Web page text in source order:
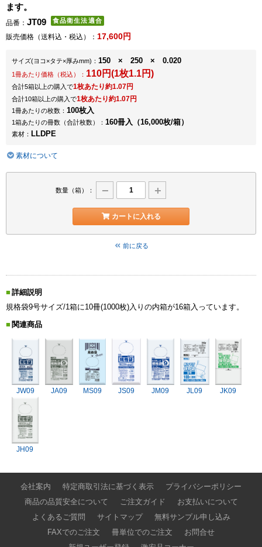
ます。
品番： JT09
販売価格（送料込・税込）： 17,600円
サイズ(ヨコ×タテ×厚みmm) ： 150 × 250 × 0.020
1冊あたり価格（税込）： 110円(1枚1.1円)
合計5箱以上の購入で1枚あたり約1.07円
合計10箱以上の購入で1枚あたり約1.07円
1冊あたりの枚数： 100枚入
1箱あたりの冊数（合計枚数）： 160冊入（16,000枚/箱）
素材： LLDPE
素材について
数量（箱）：
カートに入れる
前に戻る
詳細説明
規格袋9号サイズ/1箱に10冊(1000枚)入りの内箱が16箱入っています。
関連商品
JW09 JA09 MS09 JS09 JM09 JL09 JK09
JH09
会社案内 特定商取引法に基づく表示
プライバシーポリシー
商品の品質安全について
ご注文ガイド
お支払いについて
よくあるご質問
サイトマップ
無料サンプル申し込み
FAXでのご注文
冊単位でのご注文
お問合せ